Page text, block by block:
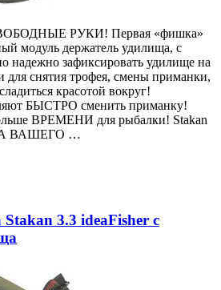
РУКИ! Первая «фишка»
модуль держатель удилища, с
надежно зафиксировать удилище на
для снятия трофея, смены приманки,
красотой вокруг!
БЫСТРО сменить приманку!
ВРЕМЕНИ для рыбалки! Stakan
ВАШЕГО …
3.3 ideaFisher с